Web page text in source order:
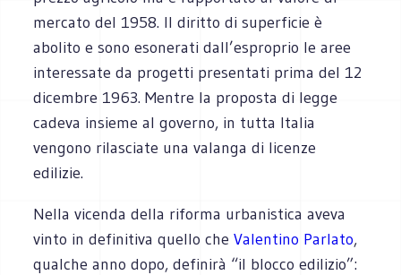
mercato del 1958. Il diritto di superficie è
abolito e sono esonerati dall’esproprio le aree
interessate da progetti presentati prima del 12
dicembre 1963. Mentre la proposta di legge
cadeva insieme al governo, in tutta Italia
vengono rilasciate una valanga di licenze
edilizie.
Nella vicenda della riforma urbanistica aveva
vinto in definitiva quello cheValentino Parlato,
qualche anno dopo, definirà “il blocco edilizio”: